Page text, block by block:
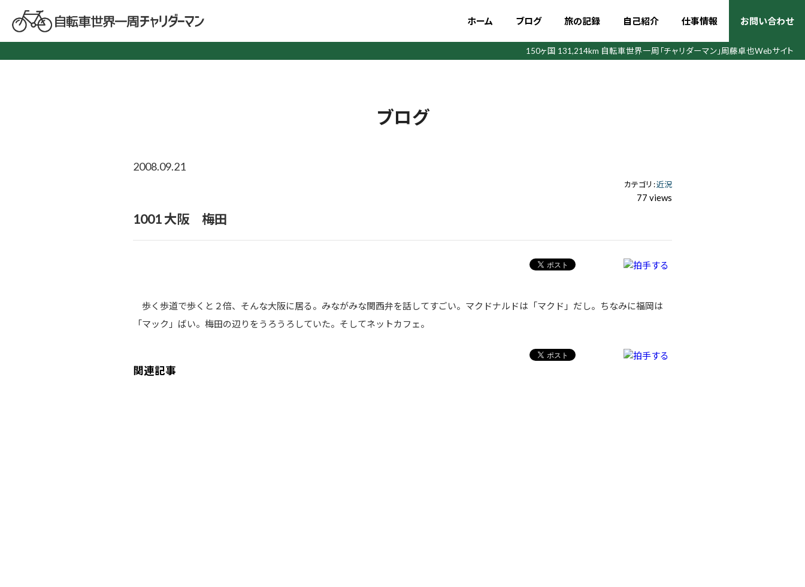
ホーム ブログ 旅の記録 自己紹介 仕事情報 お問い合わせ
150ヶ国 131,214km 自転車世界一周 「チャリダーマン」周藤卓也Webサイト
ブログ
2008.09.21
カテゴリ :近況
77 views
1001 大阪 梅田
歩く歩道で歩くと２倍、そんな大阪に居る。みながみな関西弁を話してすごい。マクドナルドは「マクド」だし。ちなみに福岡は
「マック」ばい。梅田の辺りをうろうろしていた。そしてネットカフェ。
関連記事